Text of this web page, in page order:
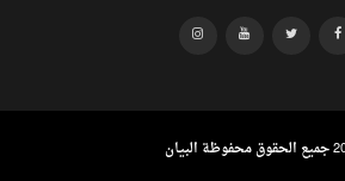
البيان